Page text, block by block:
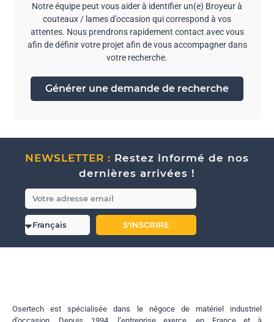
Notre équipe peut vous aider à identifier un(e) Broyeur à
couteaux / lames d’occasion qui correspond à vos
attentes. Nous prendrons rapidement contact avec vous
afin de définir votre projet afin de vous accompagner dans
votre recherche.
Générer une demande de recherche
NEWSLETTER : Restez informé de nos
dernières arrivées !
S'INSCRIRE
Osertech est spécialisée dans le négoce de matériel industriel